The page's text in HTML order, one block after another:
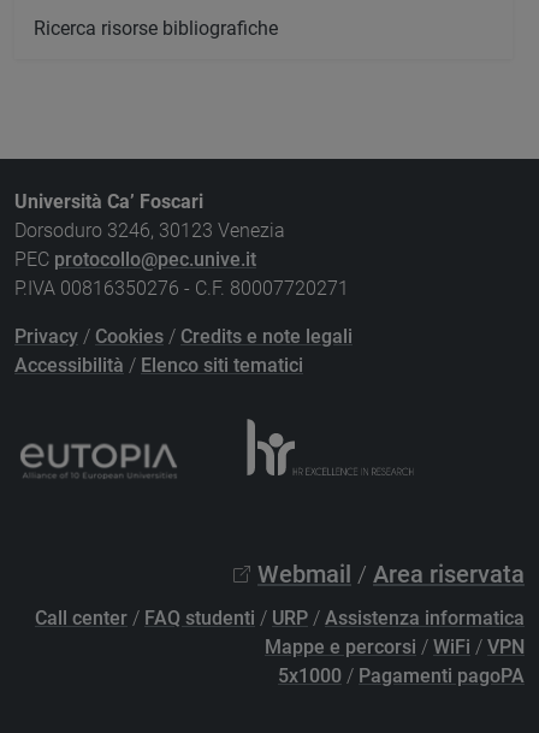
Ricerca risorse bibliografiche
Università Ca’ Foscari
Dorsoduro 3246, 30123 Venezia
PEC protocollo@pec.unive.it
P.IVA 00816350276 - C.F. 80007720271
Privacy / Cookies / Credits e note legali
Accessibilità / Elenco siti tematici
Webmail / Area riservata
Call center / FAQ studenti / URP / Assistenza informatica
Mappe e percorsi / WiFi / VPN
5x1000 / Pagamenti pagoPA